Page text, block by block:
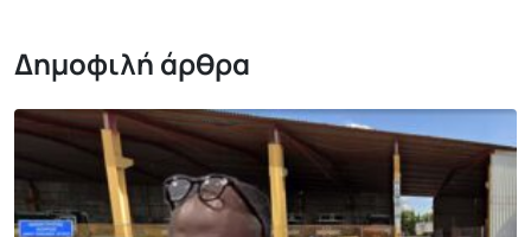
Δημοφιλή άρθρα